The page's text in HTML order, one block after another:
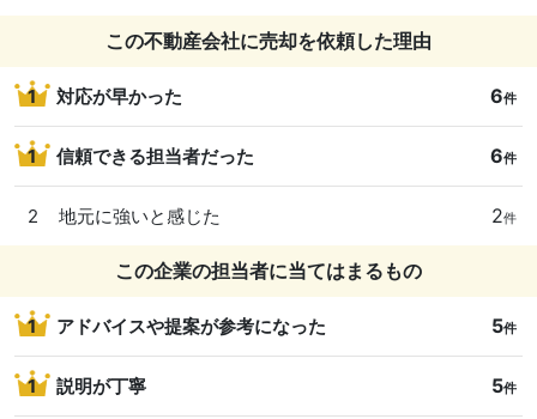
この不動産会社に売却を依頼した理由
1 対応が早かった 6件
1 信頼できる担当者だった 6件
2 地元に強いと感じた 2件
この企業の担当者に当てはまるもの
1 アドバイスや提案が参考になった 5件
1 説明が丁寧 5件